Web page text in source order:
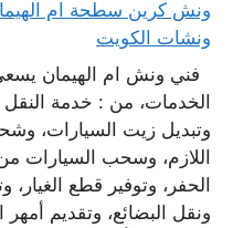
ونشات الكويت
فني ونش ام الهيمان
الخدمات، من : خدمة النقل
وتبديل زيت السيارات،
اللازم، وسحب السيارات
الحفر، وتوفير قطع الغيار،
ونقل البضائع، وتقديم أمهر